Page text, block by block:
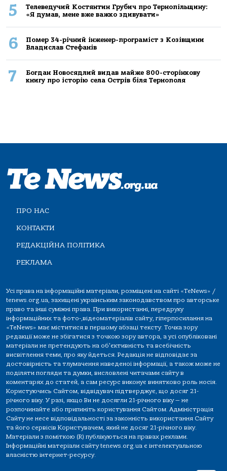
5
Телеведучий Костянтин Грубич про Тернопільщину:
«Я думав, мене вже важко здивувати»
6
Помер 34-річний інженер-програміст з Козівщини
Владислав Стефанів
7
Богдан Новосядлий видав майже 800-сторінкову
книгу про історію села Острів біля Тернополя
ПРО НАС
КОНТАКТИ
РЕДАКЦІЙНА ПОЛІТИКА
РЕКЛАМА
Усі права на інформаційні матеріали, розміщені на сайті «TeNews» /
tenews.org.ua, захищені українським законодавством про авторське
право та інші суміжні права. При використанні, передруку
інформаційних та фото-,відеоматеріалів сайту, гіперпосилання на
«TeNews» має міститися в першому абзаці тексту. Точка зору
редакції може не збігатися з точкою зору автора, а усі опубліковані
матеріали не претендують на об'єктивність та всебічність
висвітлення теми, про яку йдеться. Редакція не відповідає за
достовірність та тлумачення наведеної інформації, а також може не
поділяти погляди та думки, висловлені читачами сайту в
коментарях до статей, а сам ресурс виконує винятково роль носія.
Користуючись Сайтом, відвідувач підтверджує, що досяг 21-
річного віку. У разі, якщо Ви не досягли 21-річного віку — не
розпочинайте або припиніть користування Сайтом. Адміністрація
Сайту не несе відповідальності за законність використання Сайту
та його сервісів Користувачем, який не досяг 21-річного віку.
Матеріали з поміткою (R) публікуються на правах реклами.
Інформаційні матеріали сайту tenews.org.ua є інтелектуальною
власністю інтернет-ресурсу.